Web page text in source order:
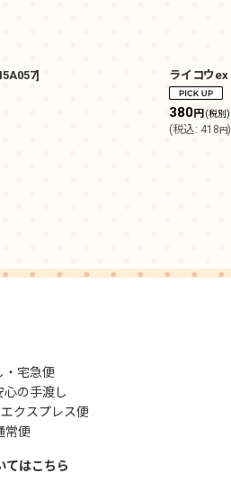
] ライコウex
380円(税別)
(税込: 418円)
宅急便
の手渡し
クスプレス便
常便
てはこちら